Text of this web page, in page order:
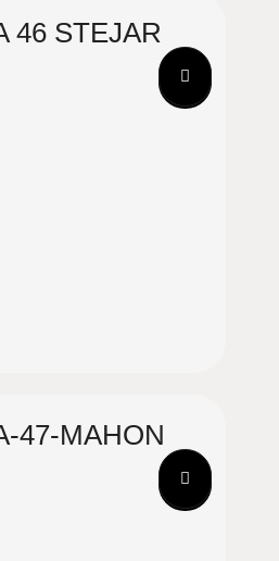
46 STEJAR
47-MAHON